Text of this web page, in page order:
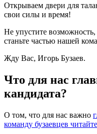
Открываем двери для
свои силы и время!
Не упустите
станьте частью нашей
Жду Вас, Игорь Бузаев.
Что для нас
кандидата?
О том, что для нас важно
команду бузаевцев